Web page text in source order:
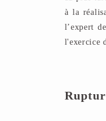
à la
l’expert
l'exercice